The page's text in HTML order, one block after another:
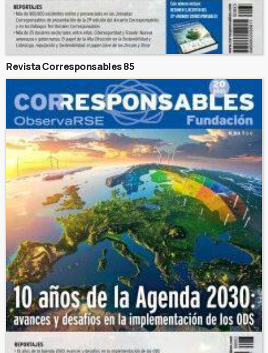
Revista Corresponsables 85